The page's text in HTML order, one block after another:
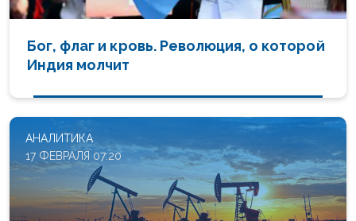
Бог, флаг и кровь. Революция, о которой
Индия молчит
АНАЛИТИКА
17 ФЕВРАЛЯ 07:20